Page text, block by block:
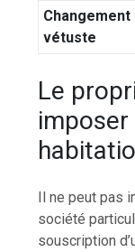
Changement
vétuste
Le
imposer
Il ne peut pas
société
souscription